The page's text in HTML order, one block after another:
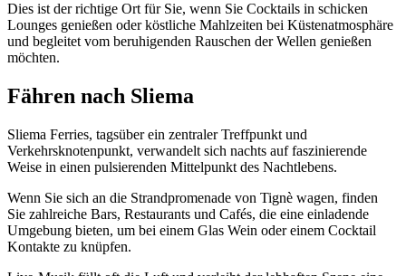
Dies ist der richtige Ort für Sie, wenn Sie Cocktails in schicken
Lounges genießen oder köstliche Mahlzeiten bei Küstenatmosphäre
und begleitet vom beruhigenden Rauschen der Wellen genießen
möchten.
Fähren nach Sliema
Sliema Ferries, tagsüber ein zentraler Treffpunkt und
Verkehrsknotenpunkt, verwandelt sich nachts auf faszinierende
Weise in einen pulsierenden Mittelpunkt des Nachtlebens.
Wenn Sie sich an die Strandpromenade von Tignè wagen, finden
Sie zahlreiche Bars, Restaurants und Cafés, die eine einladende
Umgebung bieten, um bei einem Glas Wein oder einem Cocktail
Kontakte zu knüpfen.